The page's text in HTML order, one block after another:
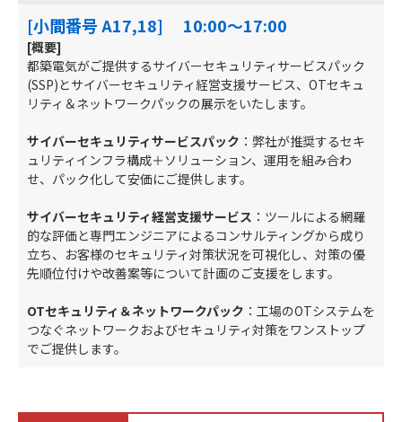
[小間番号 A17,18] 10:00～17:00
[概要]
都築電気がご提供するサイバーセキュリティサービスパック
(SSP)とサイバーセキュリティ経営支援サービス、OTセキュ
リティ＆ネットワークパックの展示をいたします。
サイバーセキュリティサービスパック ：弊社が推奨するセキ
ュリティインフラ構成＋ソリューション、運用を組み合わ
せ、パック化して安価にご提供します。
サイバーセキュリティ経営支援サービス ：ツールによる網羅
的な評価と専門エンジニアによるコンサルティングから成り
立ち、お客様のセキュリティ対策状況を可視化し、対策の優
先順位付けや改善案等について計画のご支援をします。
OTセキュリティ＆ネットワークパック ：工場のOTシステムを
つなぐネットワークおよびセキュリティ対策をワンストップ
でご提供します。